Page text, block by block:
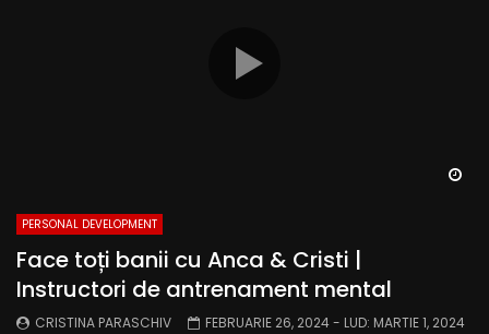
PERSONAL DEVELOPMENT
Face toți banii cu Anca & Cristi |
Instructori de antrenament mental
CRISTINA PARASCHIV FEBRUARIE 26, 2024- LUD: MARTIE 1, 2024